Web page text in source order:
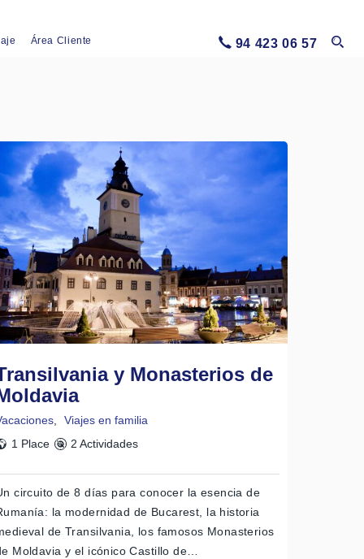
Área Cliente 94 423 06 57
y Monasterios de
,
Viajes en familia
1 Place
2 Actividades
circuito de 8 días para conocer la esencia de
la modernidad de Bucarest, la historia
de Transilvania, los famosos Monasterios
Moldavia y el icónico Castillo de…